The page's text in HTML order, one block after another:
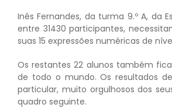
Inês Fernandes, da turma 9.º A, da
entre 31430 participantes,
suas 15 expressões numéricas de
Os restantes 22 alunos também
de todo o mundo. Os resultados
particular, muito orgulhosos dos
quadro seguinte.